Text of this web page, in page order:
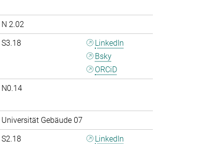
N 2.02
S3.18
LinkedIn
Bsky
ORCiD
N0.14
Universität Gebäude 07
S2.18
LinkedIn